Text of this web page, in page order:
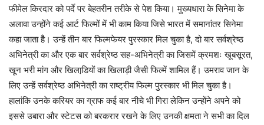
फीमेल किरदार को पर्दे पर बेहतरीन तरीके से पेश किया। मुख्यधारा के सिनेमा के
अलावा उन्होंने कई आर्ट फिल्मों में भी काम किया जिसे भारत में समानांतर सिनेमा
कहा जाता हैै। उन्हें तीन बार फिल्मफेयर पुरस्कार मिल चुका है, दो बार सर्वश्रेष्ठ
अभिनेत्री का और एक बार सर्वश्रेष्ठ सह-अभिनेत्री का जिसमें क्रमशः खूबसूरत,
खून भरी मांग और खिलाडि़यों का खिलाड़ी जैसी फिल्में शामिल हैं। उमराव जान के
लिए उन्हें सर्वश्रेष्ठ अभिनेत्री का राष्ट्रीय फिल्म पुरस्कार भी मिल चुका है।
हालांकि उनके करियर का ग्राफ कई बार नीचे भी गिरा लेकिन उन्होंने अपने को
इससे उबारा और स्टेटस को बरकरार रखने के लिए उनकी क्षमता ने सभी का दिल